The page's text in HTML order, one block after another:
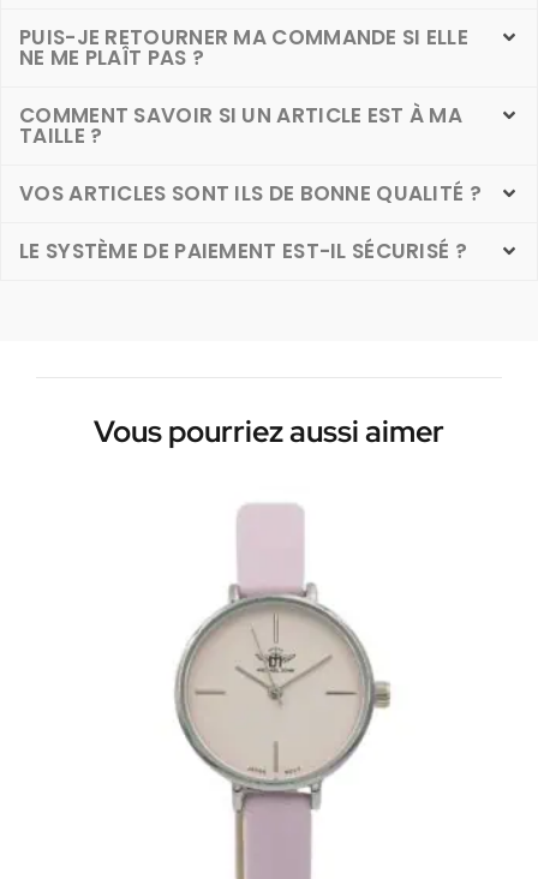
PUIS-JE RETOURNER MA COMMANDE SI ELLE
NE ME PLAÎT PAS ?
COMMENT SAVOIR SI UN ARTICLE EST À MA
TAILLE ?
VOS ARTICLES SONT ILS DE BONNE QUALITÉ ?
LE SYSTÈME DE PAIEMENT EST-IL SÉCURISÉ ?
Vous pourriez aussi aimer